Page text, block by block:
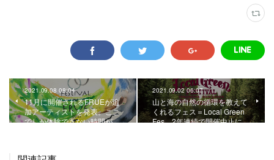
2021.09.08 08:04
11月に開催されるFRUEが追
加アーティストを発表。ここ
でしか体験できない時間が…
2021.09.02 06:07
山と海の自然の循環を教えて
くれるフェス＝Local Green
Fes。2年連続で開催中止に。